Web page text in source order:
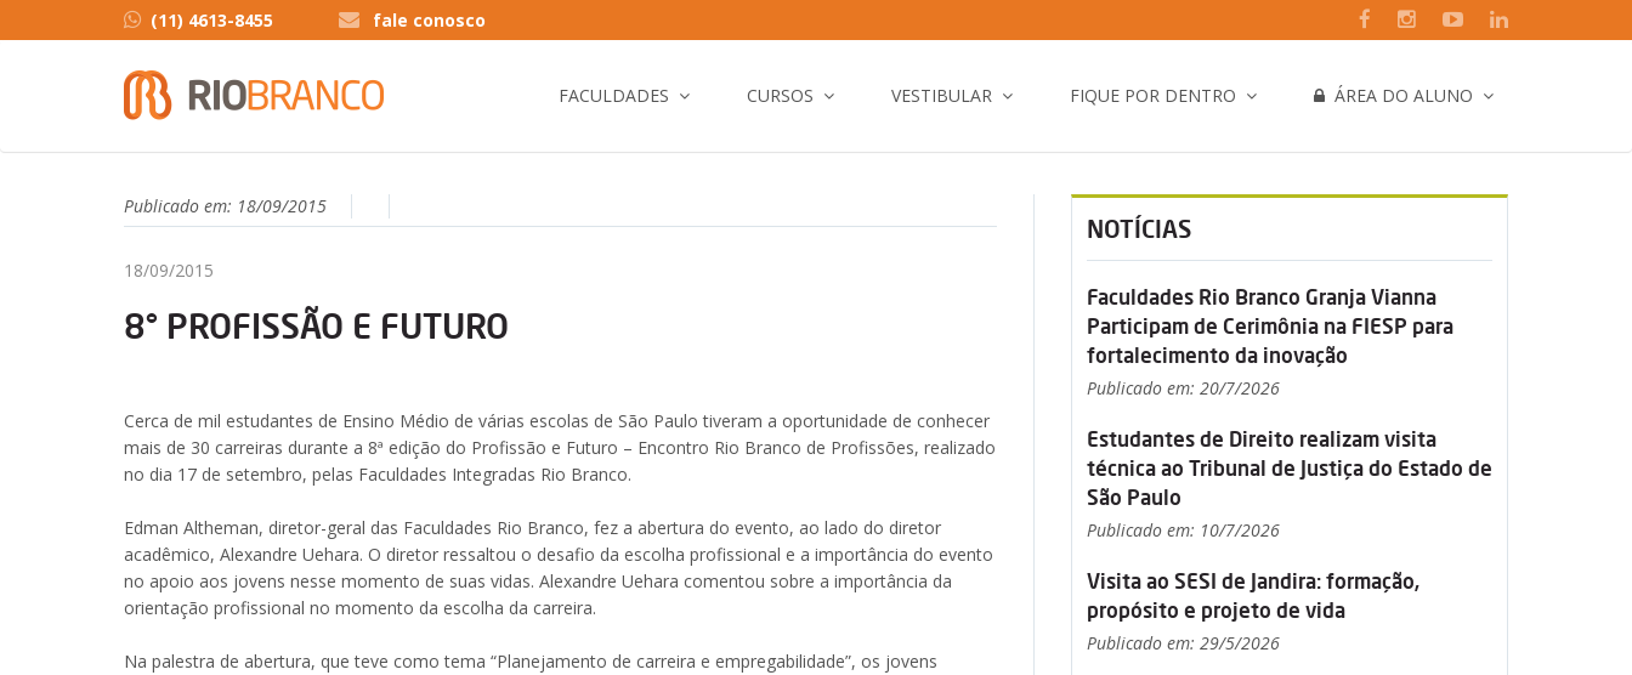
(11) 4613-8455 fale conosco
FACULDADES CURSOS VESTIBULAR FIQUE POR DENTRO ÁREA DO ALUNO
Publicado em: 18/09/2015
18/09/2015
8° PROFISSÃO E FUTURO
Cerca de mil estudantes de Ensino Médio de várias escolas de São Paulo tiveram a oportunidade de conhecer
mais de 30 carreiras durante a 8ª edição do Profissão e Futuro – Encontro Rio Branco de Profissões, realizado
no dia 17 de setembro, pelas Faculdades Integradas Rio Branco.
Edman Altheman, diretor-geral das Faculdades Rio Branco, fez a abertura do evento, ao lado do diretor
acadêmico, Alexandre Uehara. O diretor ressaltou o desafio da escolha profissional e a importância do evento
no apoio aos jovens nesse momento de suas vidas. Alexandre Uehara comentou sobre a importância da
orientação profissional no momento da escolha da carreira.
Na palestra de abertura, que teve como tema “Planejamento de carreira e empregabilidade”, os jovens
NOTÍCIAS
Faculdades Rio Branco Granja Vianna
Participam de Cerimônia na FIESP para
fortalecimento da inovação
Publicado em: 20/7/2026
Estudantes de Direito realizam visita
técnica ao Tribunal de Justiça do Estado de
São Paulo
Publicado em: 10/7/2026
Visita ao SESI de Jandira: formação,
propósito e projeto de vida
Publicado em: 29/5/2026